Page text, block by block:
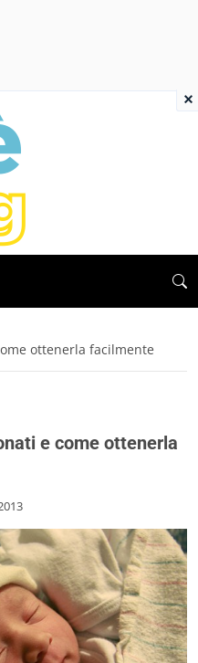
ottenerla facilmente
e come ottenerla
×